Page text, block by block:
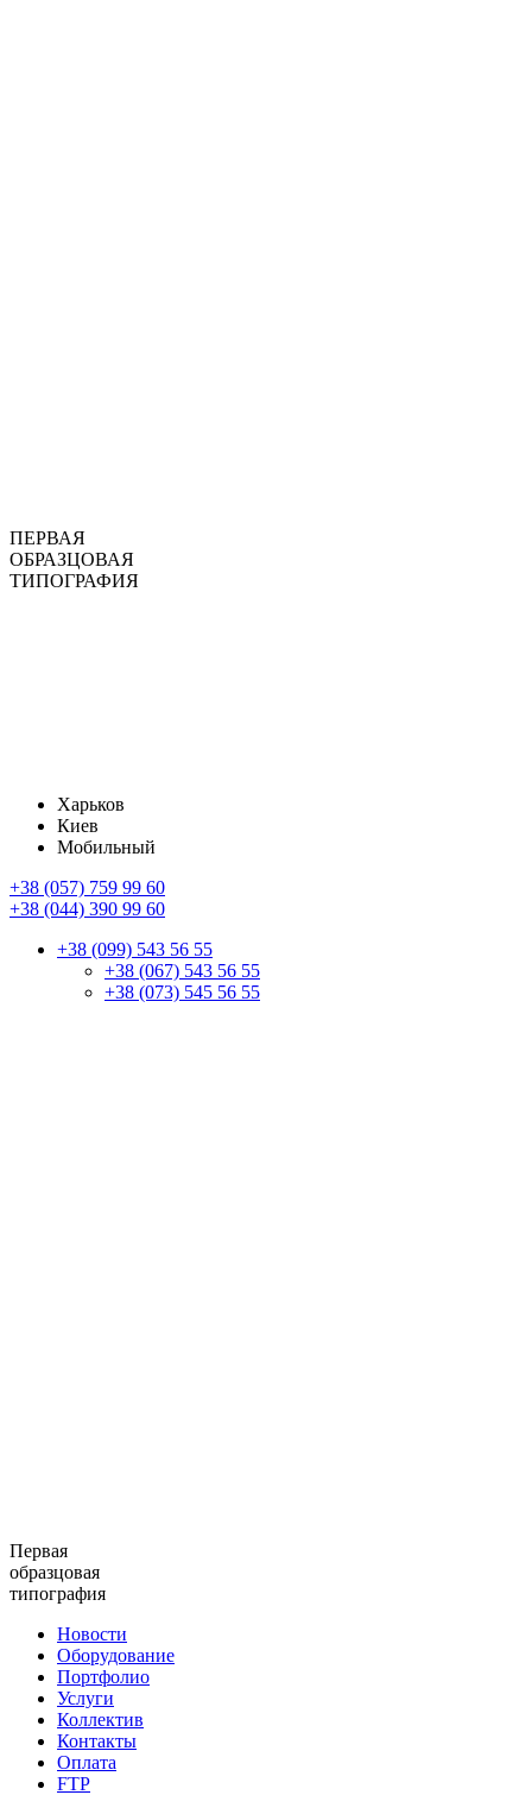
ПЕРВАЯ
ОБРАЗЦОВАЯ
ТИПОГРАФИЯ
Харьков
Киев
Мобильный
+38 (057) 759 99 60
+38 (044) 390 99 60
+38 (099) 543 56 55
+38 (067) 543 56 55
+38 (073) 545 56 55
Первая
образцовая
типография
Новости
Оборудование
Портфолио
Услуги
Коллектив
Контакты
Оплата
FTP